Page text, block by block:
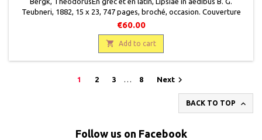
Teubneri, 1882, 15 x 23, 747 pages, broché, occasion. Couverture
refaite, pages légèrement jaunies, papier cassant (premières pages).
€60.00
 Add to cart
1 2 3 8 Next
BACK TO TOP 
Follow us on Facebook